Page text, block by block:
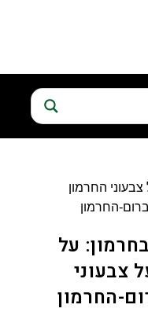
על
צבעוני
החרמון